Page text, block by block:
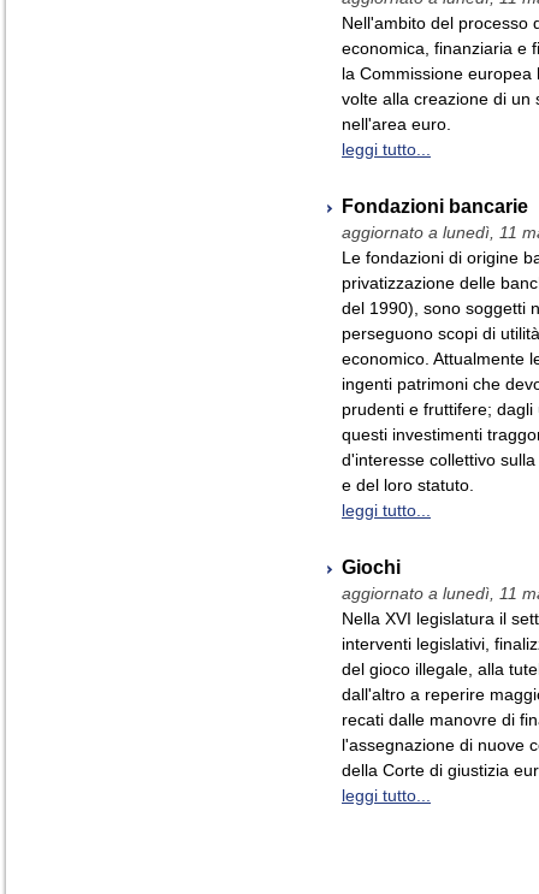
Nell'ambito del processo
economica, finanziaria e
la Commissione
volte alla creazione di un
nell'area euro.
leggi tutto...
Fondazioni bancarie
aggiornato a lunedì, 11
Le fondazioni di origine
privatizzazione delle
del 1990), sono soggetti
perseguono scopi di
economico. Attualmente
ingenti patrimoni che
prudenti e fruttifere;
questi investimenti
d'interesse collettivo
e del loro statuto.
leggi tutto...
Giochi
aggiornato a lunedì, 11
Nella XVI legislatura il
interventi legislativi,
del gioco illegale, alla
dall'altro a reperire
recati dalle manovre di
l'assegnazione di nuove
della Corte di giustizia
leggi tutto...